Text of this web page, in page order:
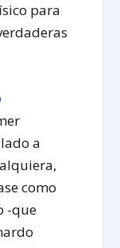
para
a
como
-que